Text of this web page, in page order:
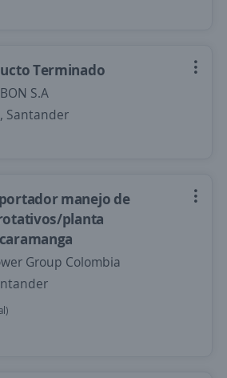
Terminado
S.A
Santander
manejo de
planta
Group Colombia